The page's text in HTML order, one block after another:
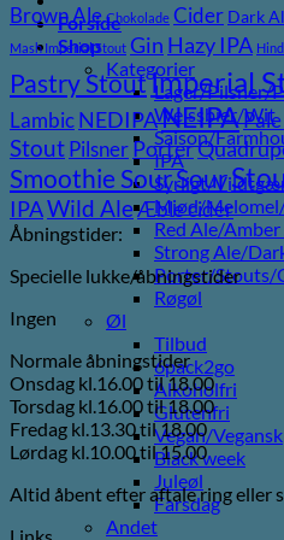
Forside
Shop
Kategorier
Lager/Pilsner/
Weissbier/Wit
Saison/
IPA
Syrligt/
Mjød/
Red Ale/
Strong Ale/
Porter/Stouts/
Røgøl
Øl
Tilbud
6pack2go
Alkoholfri
Glutenfri
Vegan/Vegansk
Black week
Juleøl
Farsdag
Andet
Brown Ale Chokolade Cider Dark
Mash Imperial Stout Gin Hazy IPA
Pastry StoutImperial
Lambic NEDIPANEIPA
Stout Pilsner Porter
Smoothie SourSour
IPAWild Ale Æble cider
Åbningstider:
Specielle lukke/åbningstider
Ingen
Normale åbningstider
Onsdag kl.16.00 til 18.00
Torsdag kl.16.00 til 18.00
Fredag kl.13.30 til 18.00
Lørdag kl.10.00 til 15.00
Altid åbent efter aftale ring eller